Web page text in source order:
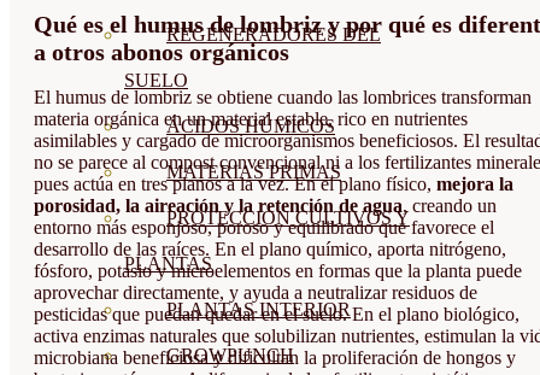
REGENERADORES DEL
SUELO
ÁCIDOS HÚMICOS
MATERIAS PRIMAS
PROTECCIÓN CULTIVOS Y
PLANTAS
PLANTAS INTERIOR
GROWPUNCH
Qué es el humus de lombriz y por qué es
a otros abonos orgánicos
El humus de lombriz se obtiene cuando las lombrices transforman
materia orgánica en un material estable, rico en nutrientes
asimilables y cargado de microorganismos beneficiosos. El
no se parece al compost convencional ni a los fertilizantes
pues actúa en tres planos a la vez. En el plano físico, mejora la
porosidad, la aireación y la retención de agua, creando un
entorno más esponjoso, poroso y equilibrado que favorece el
desarrollo de las raíces. En el plano químico, aporta nitrógeno,
fósforo, potasio y microelementos en formas que la planta puede
aprovechar directamente, y ayuda a neutralizar residuos de
pesticidas que puedan quedar en el suelo. En el plano biológico,
activa enzimas naturales que solubilizan nutrientes, estimulan la
microbiana beneficiosa y dificultan la proliferación de hongos y